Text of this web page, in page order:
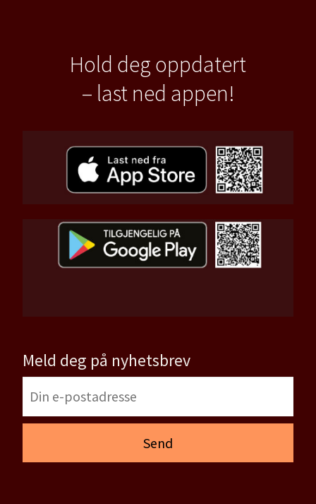
Hold deg oppdatert
– last ned appen!
Meld deg på nyhetsbrev